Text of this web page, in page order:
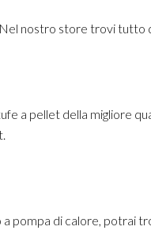
nostro store trovi tutto
a pellet della migliore
pompa di calore, potrai